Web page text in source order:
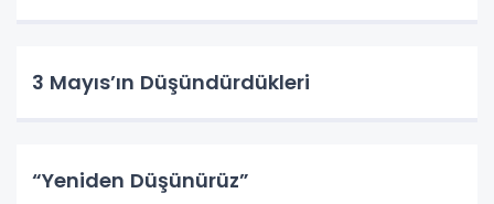
3 Mayıs’ın Düşündürdükleri
“Yeniden Düşünürüz”